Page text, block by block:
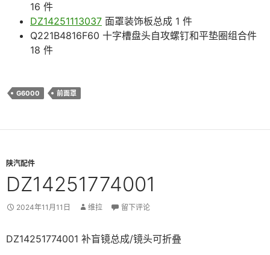
16 件
DZ14251113037 面罩装饰板总成 1 件
Q221B4816F60 十字槽盘头自攻螺钉和平垫圈组合件
18 件
G6000 前面罩
陕汽配件
DZ14251774001
2024年11月11日 维拉 留下评论
DZ14251774001 补盲镜总成/镜头可折叠